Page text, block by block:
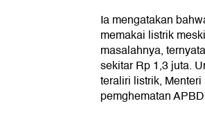
Ia mengatakan
memakai listrik
masalahnya,
sekitar Rp 1,3 juta.
teraliri listrik,
pemghematan